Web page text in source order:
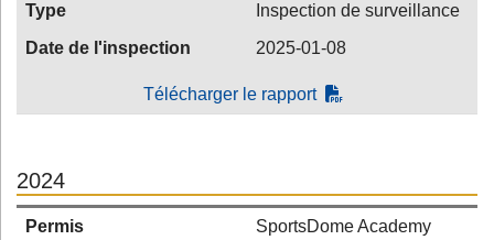
Type
Inspection de surveillance
Date de l'inspection
2025-01-08
Télécharger le rapport
2024
Permis SportsDome Academy